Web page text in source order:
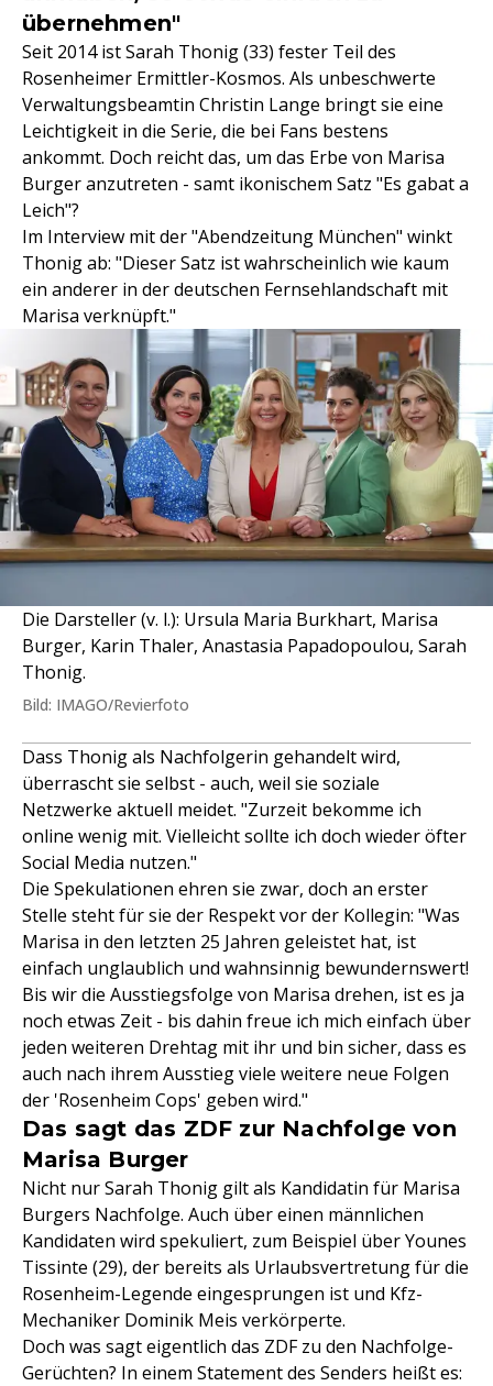
übernehmen"
Seit 2014 ist Sarah Thonig (33) fester Teil des
Rosenheimer Ermittler-Kosmos. Als unbeschwerte
Verwaltungsbeamtin Christin Lange bringt sie eine
Leichtigkeit in die Serie, die bei Fans bestens
ankommt. Doch reicht das, um das Erbe von Marisa
Burger anzutreten - samt ikonischem Satz "Es gabat a
Leich"?
Im Interview mit der "Abendzeitung München" winkt
Thonig ab: "Dieser Satz ist wahrscheinlich wie kaum
ein anderer in der deutschen Fernsehlandschaft mit
Marisa verknüpft."
Die Darsteller (v. l.): Ursula Maria Burkhart, Marisa
Burger, Karin Thaler, Anastasia Papadopoulou, Sarah
Thonig.
Bild: IMAGO/Revierfoto
Dass Thonig als Nachfolgerin gehandelt wird,
überrascht sie selbst - auch, weil sie soziale
Netzwerke aktuell meidet. "Zurzeit bekomme ich
online wenig mit. Vielleicht sollte ich doch wieder öfter
Social Media nutzen."
Die Spekulationen ehren sie zwar, doch an erster
Stelle steht für sie der Respekt vor der Kollegin: "Was
Marisa in den letzten 25 Jahren geleistet hat, ist
einfach unglaublich und wahnsinnig bewundernswert!
Bis wir die Ausstiegsfolge von Marisa drehen, ist es ja
noch etwas Zeit - bis dahin freue ich mich einfach über
jeden weiteren Drehtag mit ihr und bin sicher, dass es
auch nach ihrem Ausstieg viele weitere neue Folgen
der 'Rosenheim Cops' geben wird."
Das sagt das ZDF zur Nachfolge von
Marisa Burger
Nicht nur Sarah Thonig gilt als Kandidatin für Marisa
Burgers Nachfolge. Auch über einen männlichen
Kandidaten wird spekuliert, zum Beispiel über Younes
Tissinte (29), der bereits als Urlaubsvertretung für die
Rosenheim-Legende eingesprungen ist und Kfz-
Mechaniker Dominik Meis verkörperte.
Doch was sagt eigentlich das ZDF zu den Nachfolge-
Gerüchten? In einem Statement des Senders heißt es: